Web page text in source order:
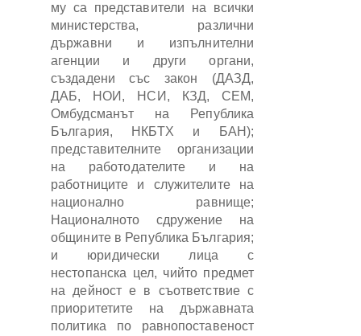
му са представители на всички
министерства, различни
държавни и изпълнителни
агенции и други органи,
създадени със закон (ДАЗД,
ДАБ, НОИ, НСИ, КЗД, СЕМ,
Омбудсманът на Република
България, НКБТХ и БАН);
представителните организации
на работодателите и на
работниците и служителите на
национално равнище;
Националното сдружение на
общините в Република България;
и юридически лица с
нестопанска цел, чийто предмет
на дейност е в съответствие с
приоритетите на държавната
политика по равнопоставеност